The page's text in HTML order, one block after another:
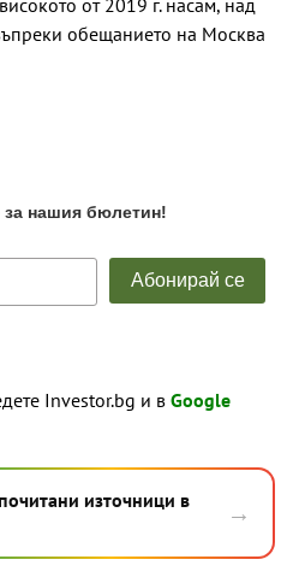
обещанието на Москва
Investor.bg и в Google
източници в
→